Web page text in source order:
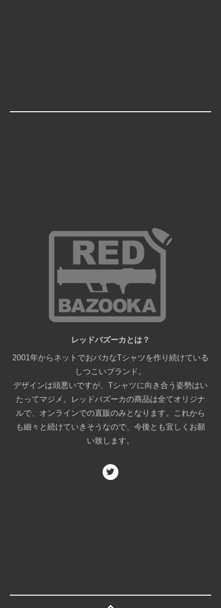
レッドバズーカとは？
2001年からネットでおバカなTシャツを作り続けている
しつこいブランド。
デザインは頭悪いですが、Tシャツに向き合う姿勢はい
たってマジメ。レッドバズーカの商品は全てオリジナ
ルで、オンラインでの直販のみとなります。これから
も細々と続けていきそうなので、今後とも宜しくお願
い致します。